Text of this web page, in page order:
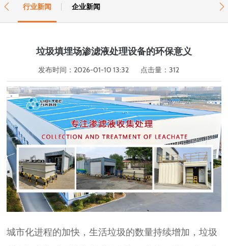
行业新闻 企业新闻
 
垃圾填埋场渗滤液处理设备的环保意义
发布时间：2026-01-10 13:32 点击量：312
城市化进程的加快，生活垃圾的数量持续增加，垃圾